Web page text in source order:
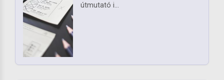
útmutató i...